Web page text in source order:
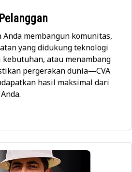
membangun komunitas,
yang didukung teknologi
atau menambang
pergerakan dunia—CVA
hasil maksimal dari